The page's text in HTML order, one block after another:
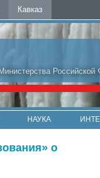
Кавказ
НАУКА
о